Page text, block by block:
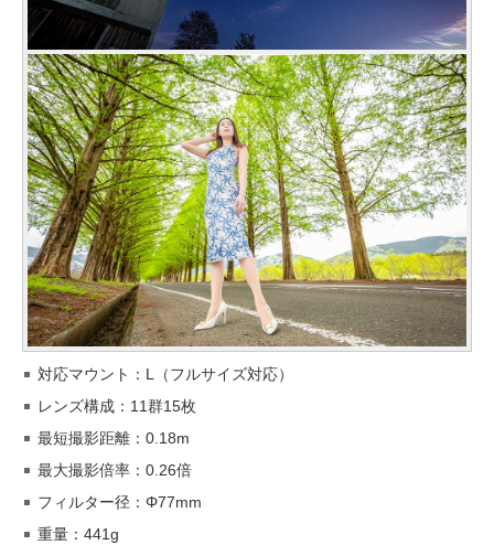
対応マウント：L（フルサイズ対応）
レンズ構成：11群15枚
最短撮影距離：0.18m
最大撮影倍率：0.26倍
フィルター径：Φ77mm
重量：441g